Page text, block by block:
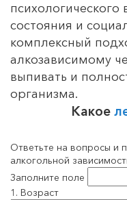
состояния и
комплексный
алкозависимому
выпивать и
организма.
Какое
Ответьте на вопросы и
алкогольной
Заполните поле
1. Возраст